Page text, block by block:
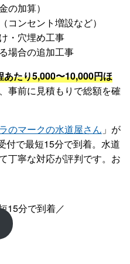
の加算）
コンセント増設など）
・穴埋め工事
場合の追加工事
あたり5,000〜10,000円ほ
事前に見積もりで総額を確
のマークの水道屋さん 」が
付で最短15分で到着。水道
丁寧な対応が評判です。お
15分で到着／